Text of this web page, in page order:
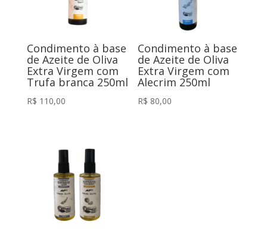
Condimento à base
de Azeite de Oliva
Extra Virgem com
Trufa branca 250ml
R$ 110,00
Condimento à base
de Azeite de Oliva
Extra Virgem com
Alecrim 250ml
R$ 80,00